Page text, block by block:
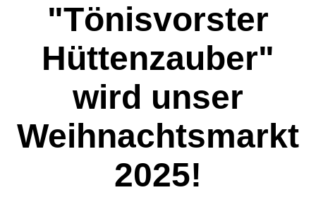
"Tönisvorster
Hüttenzauber"
wird unser
Weihnachtsmarkt
2025!